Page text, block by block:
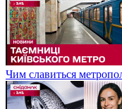
Чим славиться